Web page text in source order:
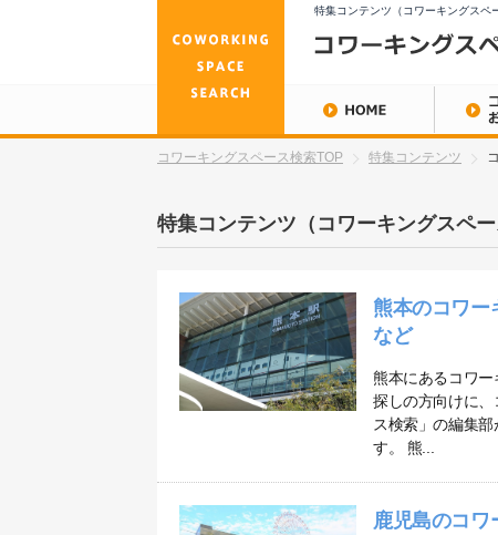
特集コンテンツ（コワーキングスペ
コワーキングスペース検索TOP 特集コンテンツ
特集コンテンツ（コワーキングスペ
熊本のコワー
など
熊本にあるコワ
探しの方向けに
ス検索」の編集
す。 熊...
鹿児島のコワ